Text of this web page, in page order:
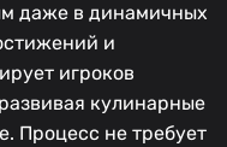
даже в динамичных
и
игроков
кулинарные
Процесс не требует